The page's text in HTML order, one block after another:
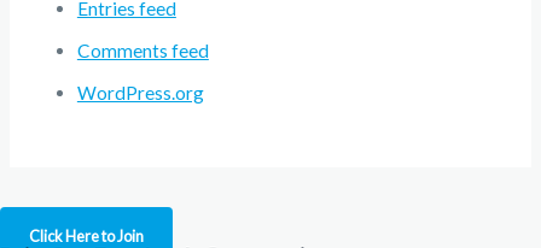
Entries feed
Comments feed
WordPress.org
Click Here to Join